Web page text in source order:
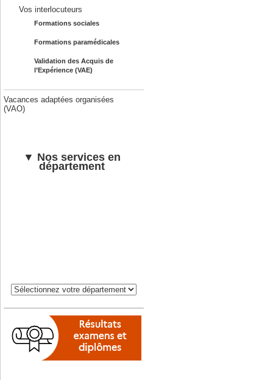
Vos interlocuteurs
Formations sociales
Formations paramédicales
Validation des Acquis de
l’Expérience (VAE)
Vacances adaptées organisées
(VAO)
▼ Nos services en
département